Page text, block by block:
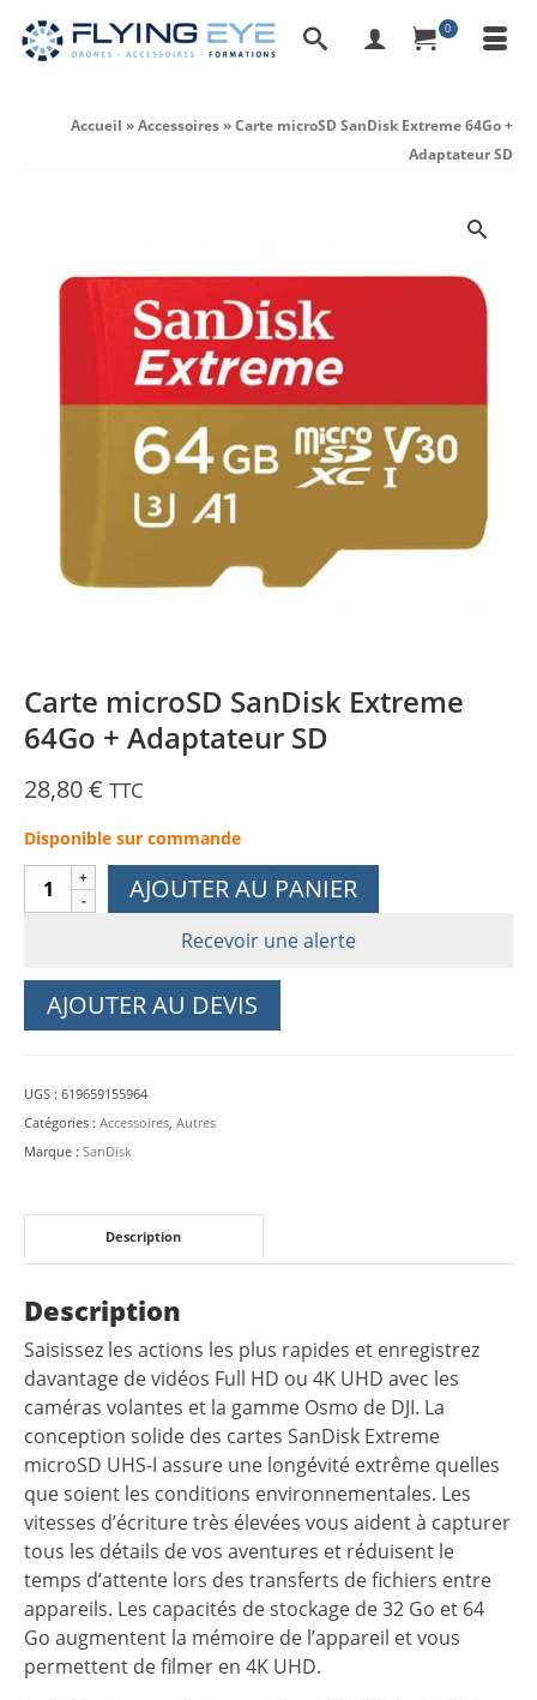
0
Accueil »Accessoires»Carte microSD SanDisk Extreme 64Go +
Adaptateur SD
Carte microSD SanDisk Extreme
64Go + Adaptateur SD
28,80€ TTC
Disponible sur commande
quantité
de
SanDisk
Extreme
AJOUTER AU PANIER
Recevoir une alerte
AJOUTER AU DEVIS
UGS : 619659155964
Catégories : Accessoires, Autres
Marque : SanDisk
Description
Description
Saisissez les actions les plus rapides et enregistrez
davantage de vidéos Full HD ou 4K UHD avec les
caméras volantes et la gamme Osmo de DJI. La
conception solide des cartes SanDisk Extreme
microSD UHS-I assure une longévité extrême quelles
que soient les conditions environnementales. Les
vitesses d’écriture très élevées vous aident à capturer
tous les détails de vos aventures et réduisent le
temps d’attente lors des transferts de fichiers entre
appareils. Les capacités de stockage de 32 Go et 64
Go augmentent la mémoire de l’appareil et vous
permettent de filmer en 4K UHD.